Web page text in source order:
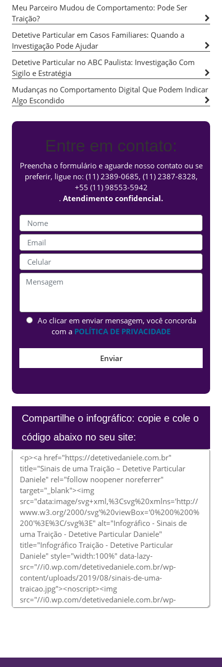
Meu Parceiro Mudou de Comportamento: Pode Ser
Traição?
Detetive Particular em Casos Familiares: Quando a
Investigação Pode Ajudar
Detetive Particular no ABC Paulista: Investigação Com
Sigilo e Estratégia
Mudanças no Comportamento Digital Que Podem Indicar
Algo Escondido
Entre em contato:
Preencha o formulário e aguarde nosso contato ou se
preferir, ligue no: (11) 2389-0685, (11) 2387-8328,
+55 (11) 98553-5942
. Atendimento confidencial.
Ao clicar em enviar mensagem, você concorda
com a POLÍTICA DE PRIVACIDADE
Compartilhe o infográfico: copie e cole o
código abaixo no seu site: